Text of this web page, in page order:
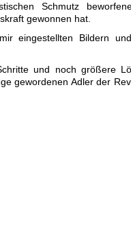
Schmutz
gewonnen hat.
eingestellten Bildern
und noch größere
gewordenen Adler der